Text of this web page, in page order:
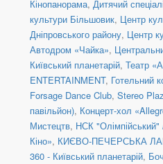
Кінопанорама, Дитячий
культури Більшовик, Центр
Дніпровського району, Центр
Автодром «Чайка»,
Київський планетарій, Театр
ENTERTAINMENT, Готельний
Forsage Dance Club, Stereo
павільйон), Концерт-хол
Мистецтв, НСК
Кіно», КИЄВО-ПЕЧЕРСЬКА
360 - Київський планетарій,